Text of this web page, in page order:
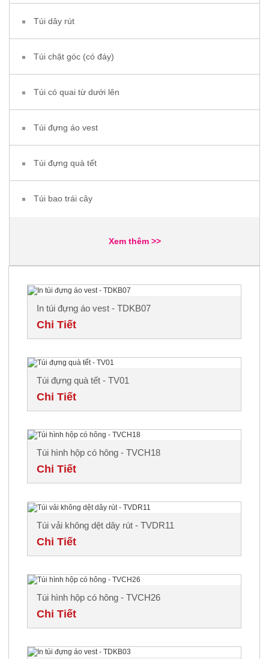
Túi dây rút
Túi chặt góc (có đáy)
Túi có quai từ dưới lên
Túi đựng áo vest
Túi đựng quà tết
Túi bao trái cây
Xem thêm >>
In túi đựng áo vest - TDKB07
Chi Tiết
Túi đựng quà tết - TV01
Chi Tiết
Túi hình hộp có hông - TVCH18
Chi Tiết
Túi vải không dệt dây rút - TVDR11
Chi Tiết
Túi hình hộp có hông - TVCH26
Chi Tiết